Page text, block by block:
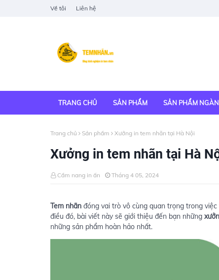
Về tôi Liên hệ
TRANG CHỦ SẢN PHẨM SẢN PHẨM
Trang chủ Sản phẩm Xưởng in tem nhãn tại Hà Nội
Xưởng in tem nhãn tại Hà
Cẩm nang in ấn Tháng 4 05, 2024
Tem nhãn đóng vai trò vô cùng quan trọng trong
điều đó, bài viết này sẽ giới thiệu đến bạn những
những sản phẩm hoàn hảo nhất.